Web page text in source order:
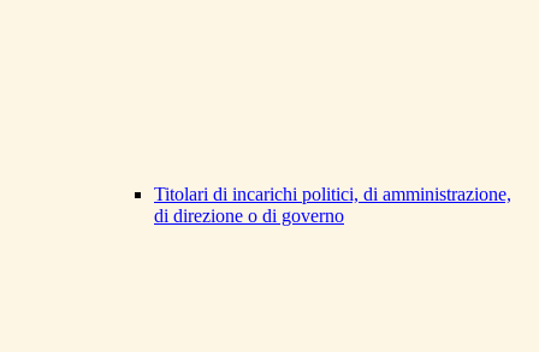
Titolari di incarichi politici, di amministrazione,
di direzione o di governo